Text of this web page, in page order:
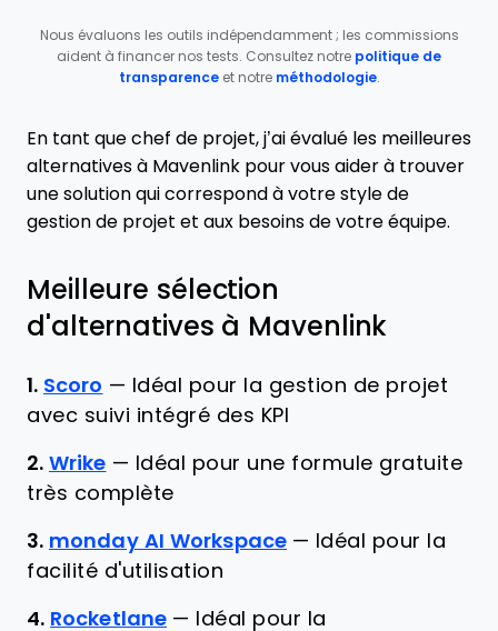
Nous évaluons les outils indépendamment ; les commissions
aident à financer nos tests. Consultez notre politique de
transparenceet notre méthodologie.
En tant que chef de projet, j’ai évalué les meilleures
alternatives à Mavenlink pour vous aider à trouver
une solution qui correspond à votre style de
gestion de projet et aux besoins de votre équipe.
Meilleure sélection
d'alternatives à Mavenlink
1. Scoro — Idéal pour la gestion de projet
avec suivi intégré des KPI
2. Wrike — Idéal pour une formule gratuite
très complète
3. monday AI Workspace — Idéal pour la
facilité d'utilisation
4. Rocketlane —
Idéal pour la